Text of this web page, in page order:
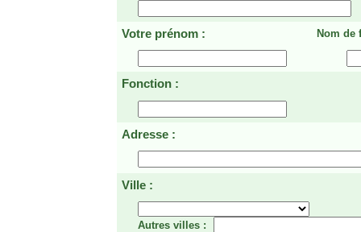
Votre prénom : Nom de
Fonction :
Adresse :
Ville :
Autres villes :